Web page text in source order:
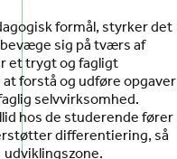
formål, styrker det
sig på tværs af
et trygt og fagligt
forstå og udføre opgaver
selvvirksomhed.
hos de studerende fører
differentiering, så